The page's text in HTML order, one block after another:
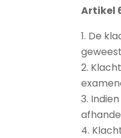
Artikel
De